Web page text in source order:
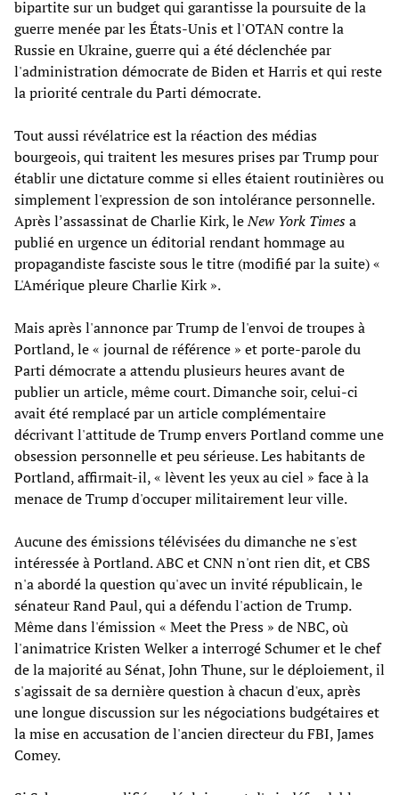
bipartite sur un budget qui garantisse la poursuite de la
guerre menée par les États-Unis et l'OTAN contre la
Russie en Ukraine, guerre qui a été déclenchée par
l'administration démocrate de Biden et Harris et qui reste
la priorité centrale du Parti démocrate.
Tout aussi révélatrice est la réaction des médias
bourgeois, qui traitent les mesures prises par Trump pour
établir une dictature comme si elles étaient routinières ou
simplement l'expression de son intolérance personnelle.
Après l’assassinat de Charlie Kirk, leNew York Timesa
publié en urgence un éditorial rendant hommage au
propagandiste fasciste sous le titre (modifié par la suite) «
L'Amérique pleure Charlie Kirk ».
Mais après l'annonce par Trump de l'envoi de troupes à
Portland, le « journal de référence » et porte-parole du
Parti démocrate a attendu plusieurs heures avant de
publier un article, même court. Dimanche soir, celui-ci
avait été remplacé par un article complémentaire
décrivant l'attitude de Trump envers Portland comme une
obsession personnelle et peu sérieuse. Les habitants de
Portland, affirmait-il, « lèvent les yeux au ciel » face à la
menace de Trump d'occuper militairement leur ville.
Aucune des émissions télévisées du dimanche ne s'est
intéressée à Portland. ABC et CNN n'ont rien dit, et CBS
n'a abordé la question qu'avec un invité républicain, le
sénateur Rand Paul, qui a défendu l'action de Trump.
Même dans l'émission « Meet the Press » de NBC, où
l'animatrice Kristen Welker a interrogé Schumer et le chef
de la majorité au Sénat, John Thune, sur le déploiement, il
s'agissait de sa dernière question à chacun d'eux, après
une longue discussion sur les négociations budgétaires et
la mise en accusation de l'ancien directeur du FBI, James
Comey.